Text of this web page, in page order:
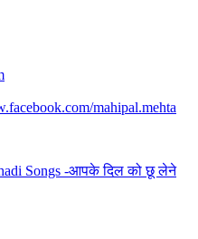
mahipal.mehta
Songs -आपके दिल को छू लेने